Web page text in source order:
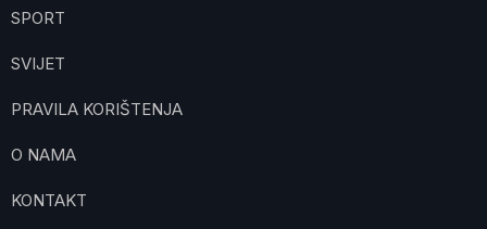
SPORT
SVIJET
PRAVILA KORIŠTENJA
O NAMA
KONTAKT